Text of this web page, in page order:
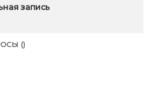
запись
()